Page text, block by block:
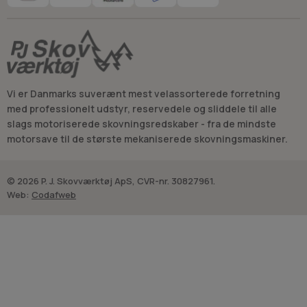
Vi er Danmarks suverænt mest velassorterede forretning
med professionelt udstyr, reservedele og sliddele til alle
slags motoriserede skovningsredskaber - fra de mindste
motorsave til de største mekaniserede skovningsmaskiner.
© 2026 P. J. Skovværktøj ApS, CVR-nr. 30827961.
Web: Codafweb